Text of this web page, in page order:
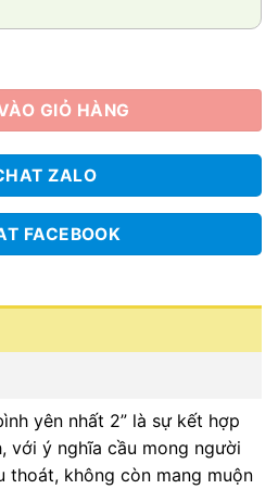
GIỎ HÀNG
ZALO
FACEBOOK
yên nhất 2” là sự kết hợp
với ý nghĩa cầu mong người
thoát, không còn mang muộn